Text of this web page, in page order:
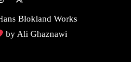
Blokland Works
by Ali Ghaznawi